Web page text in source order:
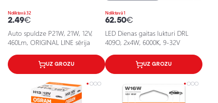
Noliktavā 32
2.49€
Auto spuldze P21W, 21W, 12V,
460Lm, ORIGINAL LINE sērija
UZ GROZU
Noliktavā 1
62.50€
LED Dienas gaitas lukturi DRL
409O, 2x4W, 6000K, 9-32V
UZ GROZU